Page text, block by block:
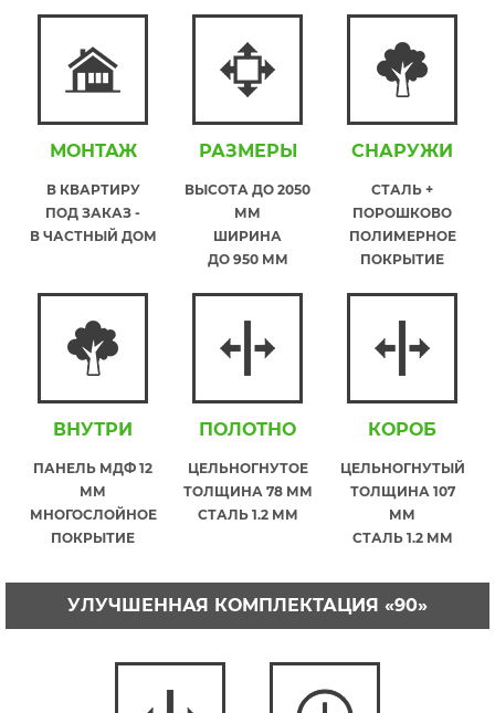
МОНТАЖ
В КВАРТИРУ
ПОД ЗАКАЗ -
В ЧАСТНЫЙ ДОМ
РАЗМЕРЫ
ВЫСОТА ДО 2050
ММ
ШИРИНА
ДО 950 ММ
СНАРУЖИ
СТАЛЬ +
ПОРОШКОВО
ПОЛИМЕРНОЕ
ПОКРЫТИЕ
ВНУТРИ
ПАНЕЛЬ МДФ 12
ММ
МНОГОСЛОЙНОЕ
ПОКРЫТИЕ
ПОЛОТНО
ЦЕЛЬНОГНУТОЕ
ТОЛЩИНА 78 ММ
СТАЛЬ 1.2 ММ
КОРОБ
ЦЕЛЬНОГНУТЫЙ
ТОЛЩИНА 107
ММ
СТАЛЬ 1.2 ММ
УЛУЧШЕННАЯ КОМПЛЕКТАЦИЯ «90»